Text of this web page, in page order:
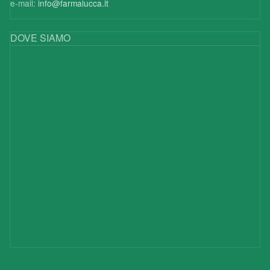
e-mail: info@farmalucca.it
DOVE SIAMO